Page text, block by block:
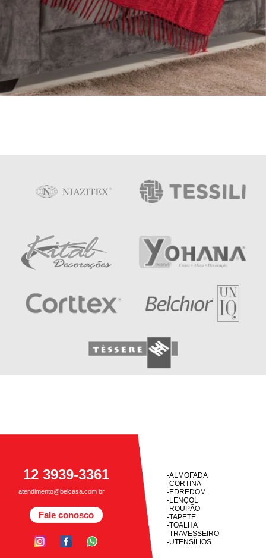
12 3939-3361
atendimento@belcasa.com br
Fale conosco
-ALMOFADA
-CORTINA
-EDREDOM
-LENÇOL
-ROUPÃO
-TAPETE
-TOALHA
-TRAVESSEIRO
-UTENSÍLIOS